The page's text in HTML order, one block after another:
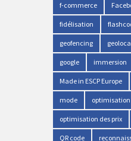
f-commerce
fidélisation
geofencing
google immersion
Made in ESCP Europe
mode optimisation
optimisation des prix
QR code